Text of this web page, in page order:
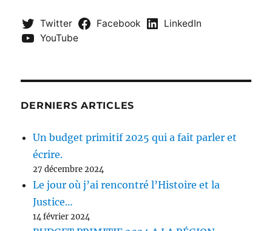
Twitter Facebook
LinkedIn
YouTube
DERNIERS ARTICLES
Un budget primitif 2025 qui a fait parler et
écrire.
27 décembre 2024
Le jour où j’ai rencontré l’Histoire et la
Justice…
14 février 2024